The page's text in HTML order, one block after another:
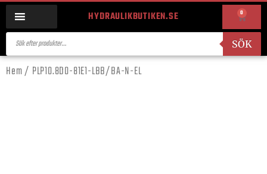
HYDRAULIKBUTIKEN.SE 0
SÖK
Hem/ PLP10.8D0-81E1-LBB/BA-N-EL